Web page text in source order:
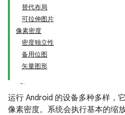
替代布局
可拉伸图片
像素密度
密度独立性
备用位图
矢量图形
运行 Android 的设备多种多样，
像素密度。系统会执行基本的缩